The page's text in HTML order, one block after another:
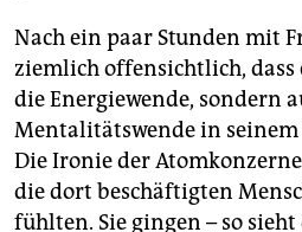
Nach ein paar Stunden mit
ziemlich offensichtlich,
die Energiewende, sondern
Mentalitätswende in
Die Ironie der
die dort beschäftigten
fühlten. Sie gingen – so